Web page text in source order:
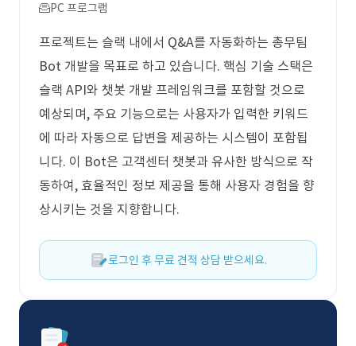
PC 프로그램
프로젝트는 슬랙 내에서 Q&A를 자동화하는 총무팀
Bot 개발을 목표로 하고 있습니다. 핵심 기술 스택은
슬랙 API와 챗봇 개발 프레임워크를 포함할 것으로
예상되며, 주요 기능으로는 사용자가 입력한 키워드
에 따라 자동으로 답변을 제공하는 시스템이 포함됩
니다. 이 Bot은 고객센터 챗봇과 유사한 방식으로 작
동하여, 효율적인 정보 제공을 통해 사용자 경험을 향
상시키는 것을 지향합니다.
로그인 후 무료 견적 상담 받으세요.